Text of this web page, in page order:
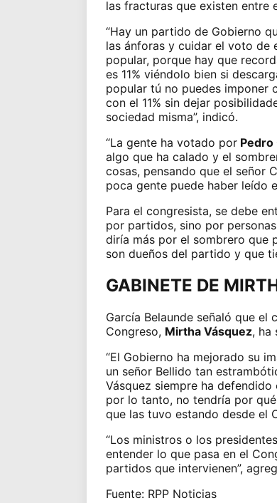
las fracturas que existen entre
“Hay un partido de Gobierno
las ánforas y cuidar el voto de
popular, porque hay que
es 11% viéndolo bien si
popular tú no puedes imponer
con el 11% sin dejar
sociedad misma”, indicó.
“La gente ha votado porPedro
algo que ha calado y el
cosas, pensando que el señor
poca gente puede haber leído
Para el congresista, se debe
por partidos, sino por
diría más por el sombrero que
son dueños del partido y que
GABINETE DE
García Belaunde señaló que el
Congreso, Mirtha Vásquez, ha
“El Gobierno ha mejorado su
un señor Bellido tan
Vásquez siempre ha
por lo tanto, no tendría por
que las tuvo estando desde el
“Los ministros o los
entender lo que pasa en el
partidos que intervienen”,
Fuente: RPP Noticias